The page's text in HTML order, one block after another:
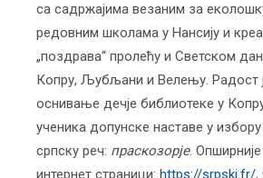
са садржајима везаним за
редовним школама у Нансију и
„поздрава“ пролећу и Светском
Копру, Љубљани и Велењу. Радост
оснивање дечје библиотеке у
ученика допунске наставе у
српску реч: праскозорје.
интернет страници: https://srpski.fr/,